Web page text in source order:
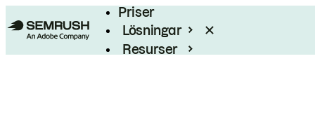
Priser
Lösningar
Resurser